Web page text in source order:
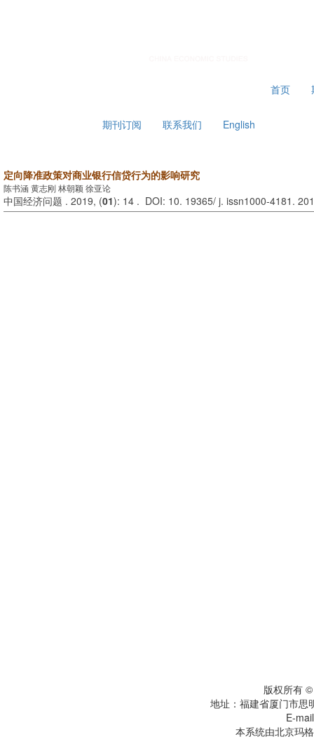
首页
期刊订阅 联系我们 English
定向降准政策对商业银行信贷行为的影响研究
陈书涵 黄志刚 林朝颖 徐亚论
中国经济问题 . 2019, (01): 14 . DOI: 10. 19365/ j. issn1000-4181.
版权所有
地址：福建省厦门市
E-
本系统由北京玛